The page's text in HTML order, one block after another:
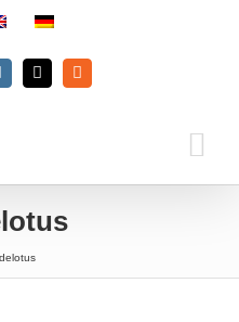
EmailRss